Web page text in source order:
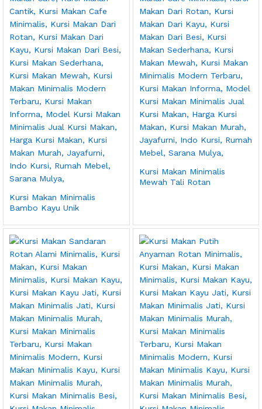
Kursi Makan Minimalis
Bambo Kayu Unik
Kursi Makan Minimalis
Mewah Tali Rotan